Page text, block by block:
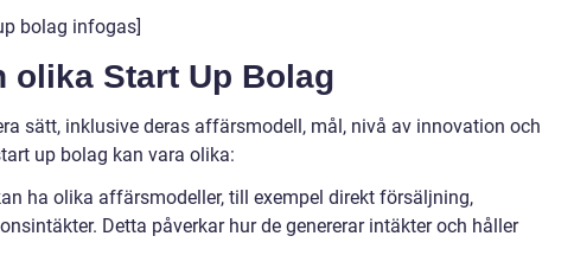
bolag infogas]
olika Start Up Bolag
sätt, inklusive deras affärsmodell, mål, nivå av innovation och
up bolag kan vara olika:
ha olika affärsmodeller, till exempel direkt försäljning,
Detta påverkar hur de genererar intäkter och håller